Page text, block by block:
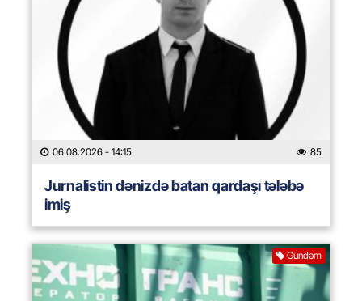
06.08.2026 - 14:15 85
Jurnalistin dənizdə batan qardaşı tələbə
imiş
Gündəm